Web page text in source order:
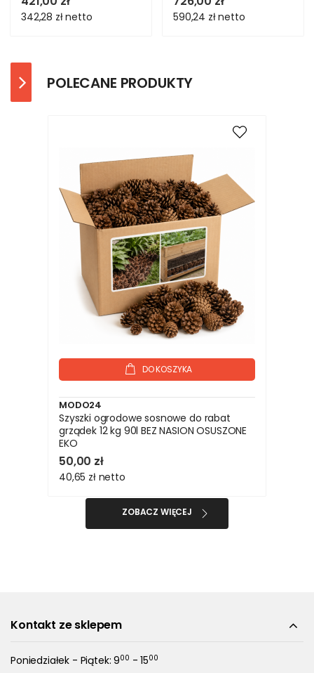
342,28 złnetto 590,24 złnetto
POLECANE PRODUKTY
DO KOSZYKA
MODO24
Szyszki ogrodowe sosnowe do rabat
grządek 12 kg 90l BEZ NASION OSUSZONE
EKO
50,00 zł
40,65 zł netto
ZOBACZ WIĘCEJ
Kontakt ze sklepem
Poniedziałek - Piątek: 900 - 1500